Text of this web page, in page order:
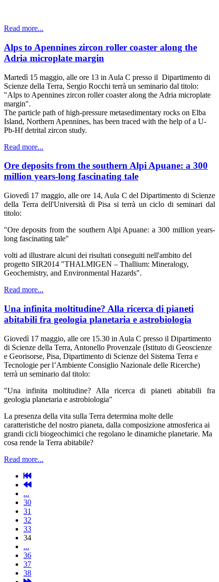
Read more...
Alps to Apennines zircon roller coaster along the
Adria microplate margin
Martedì 15 maggio, alle ore 13 in Aula C presso il Dipartimento di
Scienze della Terra, Sergio Rocchi terrà un seminario dal titolo:
"Alps to Apennines zircon roller coaster along the Adria microplate
margin".
The particle path of high-pressure metasedimentary rocks on Elba
Island, Northern Apennines, has been traced with the help of a U-
Pb-Hf detrital zircon study.
Read more...
Ore deposits from the southern Alpi Apuane: a 300
million years-long fascinating tale
Giovedì 17 maggio, alle ore 14, Aula C del Dipartimento di Scienze
della Terra dell'Università di Pisa si terrà un ciclo di seminari dal
titolo:
"Ore deposits from the southern Alpi Apuane: a 300 million years-
long fascinating tale"
volti ad illustrare alcuni dei risultati conseguiti nell'ambito del
progetto SIR2014 "THALMIGEN – Thallium: Mineralogy,
Geochemistry, and Environmental Hazards".
Read more...
Una infinita moltitudine? Alla ricerca di pianeti
abitabili fra geologia planetaria e astrobiologia
Giovedì 17 maggio, alle ore 15.30 in Aula C presso il Dipartimento
di Scienze della Terra, Antonello Provenzale (Istituto di Geoscienze
e Georisorse, Pisa, Dipartimento di Scienze del Sistema Terra e
Tecnologie per l’Ambiente Consiglio Nazionale delle Ricerche)
terrà un seminario dal titolo:
"Una infinita moltitudine? Alla ricerca di pianeti abitabili fra
geologia planetaria e astrobiologia"
La presenza della vita sulla Terra determina molte delle
caratteristiche del nostro pianeta, dalla composizione atmosferica ai
grandi cicli biogeochimici che regolano le dinamiche planetarie. Ma
cosa rende la Terra abitabile?
Read more...
...
30
31
32
33
34
...
36
37
38